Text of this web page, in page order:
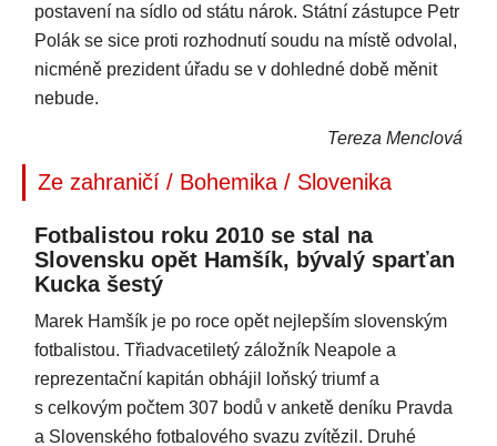
postavení na sídlo od státu nárok. Státní zástupce Petr
Polák se sice proti rozhodnutí soudu na místě odvolal,
nicméně prezident úřadu se v dohledné době měnit
nebude.
Tereza Menclová
Ze zahraničí / Bohemika / Slovenika
Fotbalistou roku 2010 se stal na
Slovensku opět Hamšík, bývalý sparťan
Kucka šestý
Marek Hamšík je po roce opět nejlepším slovenským
fotbalistou. Třiadvacetiletý záložník Neapole a
reprezentační kapitán obhájil loňský triumf a
s celkovým počtem 307 bodů v anketě deníku Pravda
a Slovenského fotbalového svazu zvítězil. Druhé